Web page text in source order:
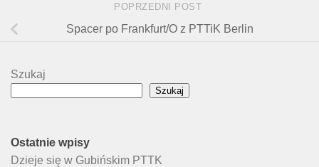
POPRZEDNI POST
Spacer po Frankfurt/O z PTTiK Berlin
Szukaj
Szukaj
Ostatnie wpisy
Dzieje się w Gubińskim PTTK